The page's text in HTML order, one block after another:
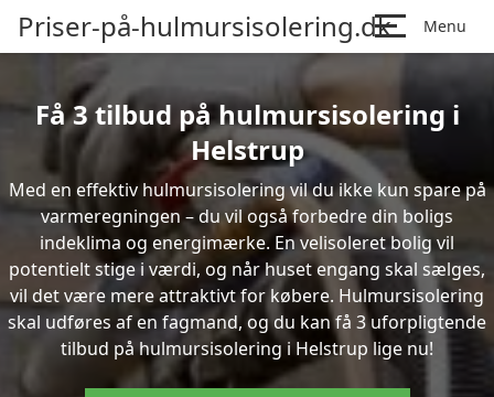
Priser-på-hulmursisolering.dk Menu
Få 3 tilbud på hulmursisolering i
Helstrup
Med en effektiv hulmursisolering vil du ikke kun spare på
varmeregningen – du vil også forbedre din boligs
indeklima og energimærke. En velisoleret bolig vil
potentielt stige i værdi, og når huset engang skal sælges,
vil det være mere attraktivt for købere. Hulmursisolering
skal udføres af en fagmand, og du kan få 3 uforpligtende
tilbud på hulmursisolering i Helstrup lige nu!